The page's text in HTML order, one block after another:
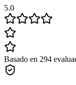
5.0
Basado en 294